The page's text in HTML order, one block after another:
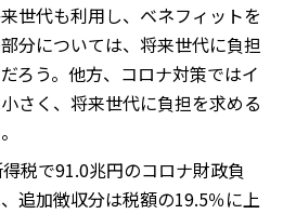
世代も利用し、ベネフィットを
分については、将来世代に負担
ろう。他方、コロナ対策ではイ
さく、将来世代に負担を求める
税で91.0兆円のコロナ財政負
追加徴収分は税額の19.5％に上